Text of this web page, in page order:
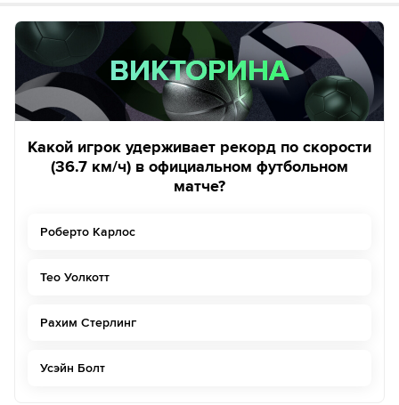
ВИКТОРИНА
ВИКТОРИНА
Какой игрок удерживает рекорд по скорости
(36.7 км/ч) в официальном футбольном
матче?
Роберто Карлос
Тео Уолкотт
Рахим Стерлинг
Усэйн Болт